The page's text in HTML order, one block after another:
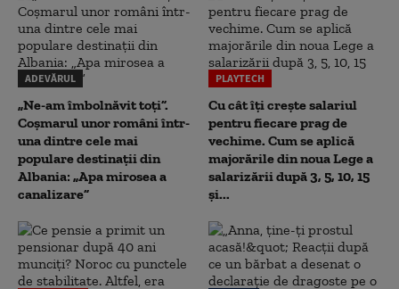
ADEVĂRUL
„Ne-am îmbolnăvit toți”.
Coșmarul unor români într-
una dintre cele mai
populare destinații din
Albania: „Apa mirosea a
canalizare”
PLAYTECH
Cu cât îți crește salariul
pentru fiecare prag de
vechime. Cum se aplică
majorările din noua Lege a
salarizării după 3, 5, 10, 15
și...